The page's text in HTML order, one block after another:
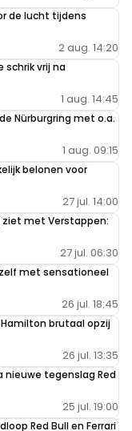
de lucht tijdens
2 aug. 14:20
vrij na
1 aug. 14:45
Nürburgring met o.a.
1 aug. 09:15
belonen voor
27 jul. 14:00
met Verstappen:
27 jul. 06:30
met sensationeel
26 jul. 18:45
brutaal opzij
26 jul. 13:35
tegenslag Red
25 jul. 19:00
Red Bull en Ferrari